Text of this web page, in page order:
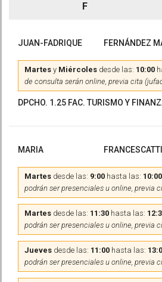
F
JUAN-FADRIQUE FERNÁNDEZ
Martes y Miércoles desde las: 10:00
de consulta serán online, previa cita
DPCHO. 1.25 FAC. TURISMO Y
MARIA FRANCESCATTI
Martes desde las: 9:00 hasta las: 10:00
podrán ser presenciales u online, previa
Martes desde las: 11:30 hasta las:
podrán ser presenciales u online, previa
Jueves desde las: 11:00 hasta las:
podrán ser presenciales u online, previa